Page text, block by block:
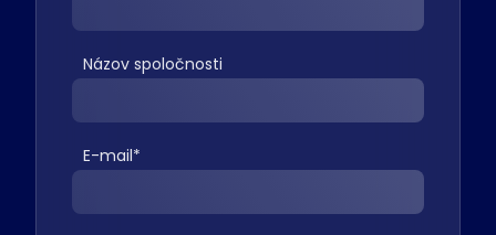
Názov spoločnosti
E-mail*